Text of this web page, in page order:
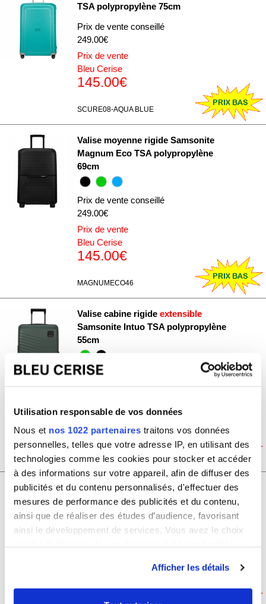
Utilisation responsable de vos données
Nous et nos 1022 partenaires traitons vos données
personnelles, telles que votre adresse IP, en utilisant des
technologies comme les cookies pour stocker et accéder
à des informations sur votre appareil, afin de diffuser des
publicités et du contenu personnalisés, d'effectuer des
mesures de performance des publicités et du contenu,
ainsi que de réaliser des études d’audience, favorisant
ainsi le développement de services. Vous avez le choix
tout moment en consultant la Déclaration relative aux
cookies ou en cliquant sur l'icône de confidentialité.
Afficher les détails
TSA polypropylène 75cm
Prix de vente conseillé
249.00€
Prix de vente
Bleu Cerise
145.00€
SCURE08-AQUA BLUE
Valise moyenne rigide Samsonite
Magnum Eco TSA polypropylène
69cm
Prix de vente conseillé
249.00€
Prix de vente
Bleu Cerise
145.00€
MAGNUMECO46
Valise cabine rigide extensible
Samsonite Intuo TSA polypropylène
55cm
Prix de vente conseillé
219.00€
Bleu Cerise
153.30€
INTUO13
Grande valise XL rigide Samsonite
Scure TSA polypropylène 81cm
Prix de vente conseillé
269.00€
Prix de vente